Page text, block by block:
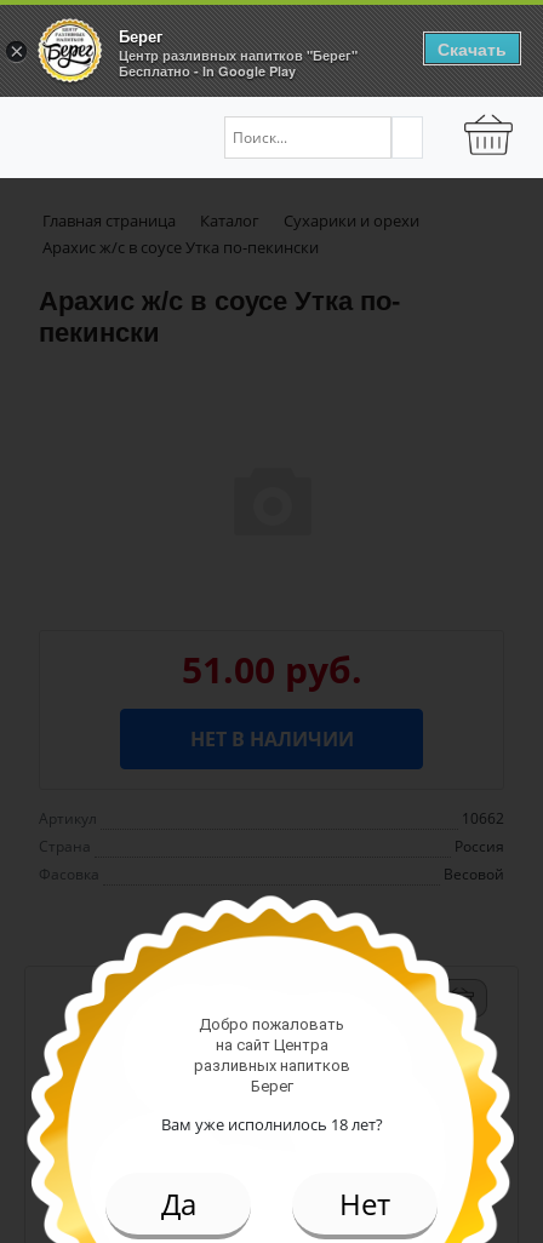
Главная страница Каталог
Сухарики и орехи
Арахис ж/с в соусе Утка по-пекински
Арахис ж/с в соусе Утка по-
пекински
51.00 руб.
НЕТ В НАЛИЧИИ
Артикул
10662
Страна
Россия
Фасовка
Весовой
+
Арт. 13411
42.00 руб.
(шт)
Арахис жареный соленый 50 гр
(RM)
Добро пожаловать
на сайт Центра
разливных напитков
Берег
Вам уже исполнилось 18 лет?
Да Нет
×
Берег
Центр разливных напитков "Берег"
Бесплатно - In Google Play
Скачать